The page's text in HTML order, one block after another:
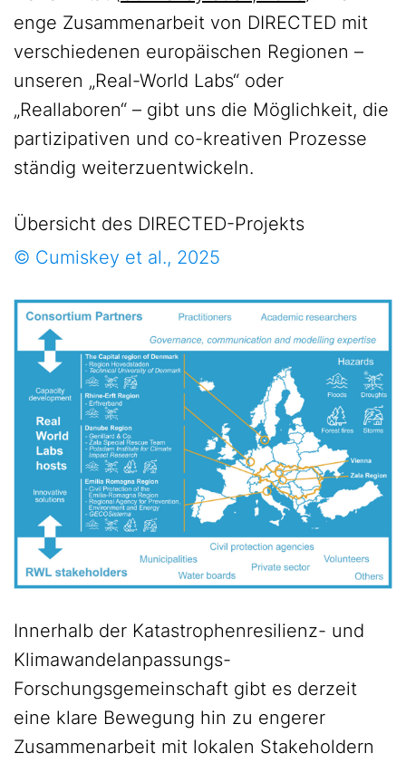
enge Zusammenarbeit von DIRECTED mit
verschiedenen europäischen Regionen –
unseren „Real-World Labs“ oder
„Reallaboren“ – gibt uns die Möglichkeit, die
partizipativen und co-kreativen Prozesse
ständig weiterzuentwickeln.
Übersicht des DIRECTED-Projekts
© Cumiskey et al., 2025
Innerhalb der Katastrophenresilienz- und
Klimawandelanpassungs-
Forschungsgemeinschaft gibt es derzeit
eine klare Bewegung hin zu engerer
Zusammenarbeit mit lokalen Stakeholdern